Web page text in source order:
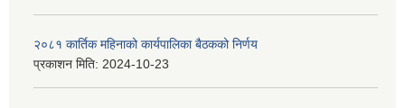
२०८१ कार्तिक महिनाको कार्यपालिका बैठकको निर्णय
प्रकाशन मिति: 2024-10-23